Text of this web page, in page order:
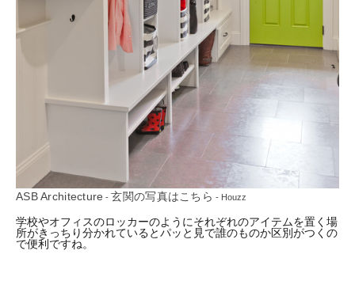
ASB Architecture - 玄関の写真はこちら - Houzz
学校やオフィスのロッカーのようにそれぞれのアイテムを置く場
所がきっちり分かれているとパッと見で誰のものか区別がつくの
で便利ですね。